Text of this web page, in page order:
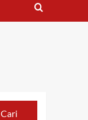
Cari